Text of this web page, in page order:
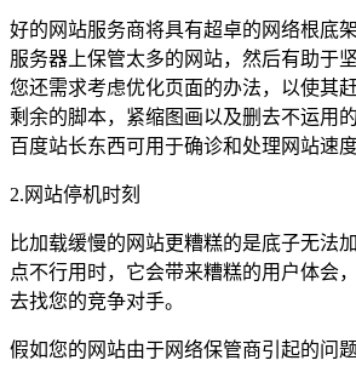
好的网站服务商将具有超卓的网络根底
服务器上保管太多的网站，然后有助于
您还需求考虑优化页面的办法，以使其
剩余的脚本，紧缩图画以及删去不运用
百度站长东西可用于确诊和处理网站速
2.网站停机时刻
比加载缓慢的网站更糟糕的是底子无法
点不行用时，它会带来糟糕的用户体会
去找您的竞争对手。
假如您的网站由于网络保管商引起的问